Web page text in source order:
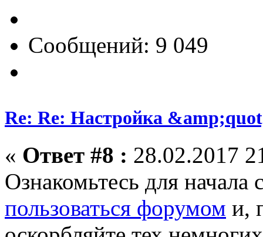
Сообщений: 9 049
Re: Re: Настройка
« Ответ #8 : 28.02.2017
Ознакомьтесь для начала
пользоваться форумом и,